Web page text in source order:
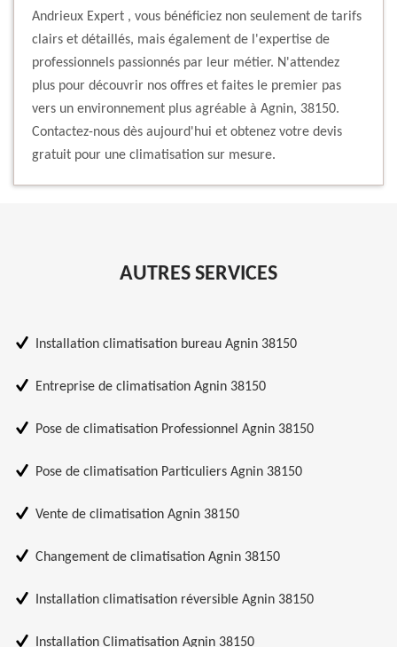
Andrieux Expert , vous bénéficiez non seulement de tarifs
clairs et détaillés, mais également de l'expertise de
professionnels passionnés par leur métier. N'attendez
plus pour découvrir nos offres et faites le premier pas
vers un environnement plus agréable à Agnin, 38150.
Contactez-nous dès aujourd'hui et obtenez votre devis
gratuit pour une climatisation sur mesure.
AUTRES SERVICES
Installation climatisation bureau Agnin 38150
Entreprise de climatisation Agnin 38150
Pose de climatisation Professionnel Agnin 38150
Pose de climatisation Particuliers Agnin 38150
Vente de climatisation Agnin 38150
Changement de climatisation Agnin 38150
Installation climatisation réversible Agnin 38150
Installation Climatisation Agnin 38150